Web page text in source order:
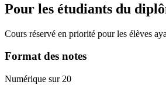
Pour les étudiants du
Cours réservé en priorité pour les élèves
Format des notes
Numérique sur 20